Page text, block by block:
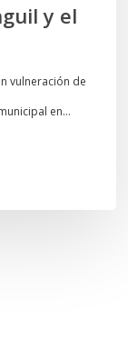
y el
vulneración de
en…